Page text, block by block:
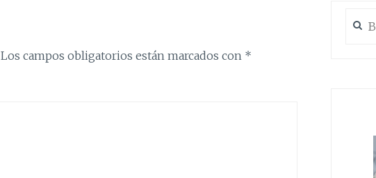
Los campos obligatorios están marcados con *